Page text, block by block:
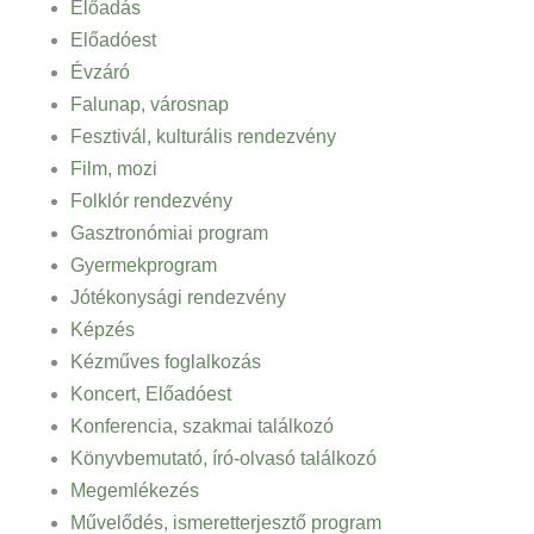
Előadás
Előadóest
Évzáró
Falunap, városnap
Fesztivál, kulturális rendezvény
Film, mozi
Folklór rendezvény
Gasztronómiai program
Gyermekprogram
Jótékonysági rendezvény
Képzés
Kézműves foglalkozás
Koncert, Előadóest
Konferencia, szakmai találkozó
Könyvbemutató, író-olvasó találkozó
Megemlékezés
Művelődés, ismeretterjesztő program